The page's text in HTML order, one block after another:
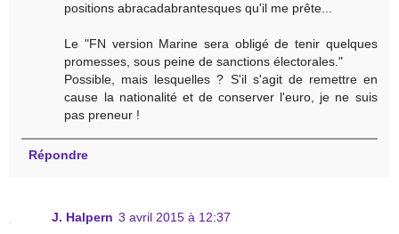
positions abracadabrantesques qu'il me prête...
Le "FN version Marine sera obligé de tenir quelques
promesses, sous peine de sanctions électorales."
Possible, mais lesquelles ? S'il s'agit de remettre en
cause la nationalité et de conserver l'euro, je ne suis
pas preneur !
Répondre
J. Halpern 3 avril 2015 à 12:37